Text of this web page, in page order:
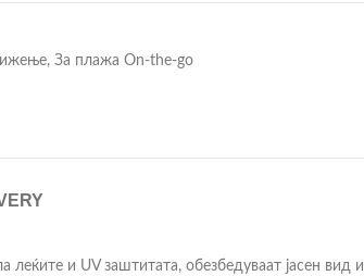
, За плажа On-the-go
и UV заштитата, обезбедуваат јасен вид и